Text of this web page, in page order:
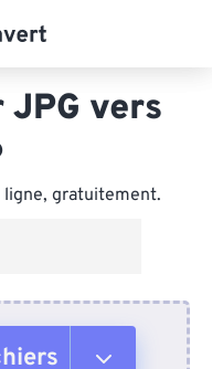
vers
ligne, gratuitement.